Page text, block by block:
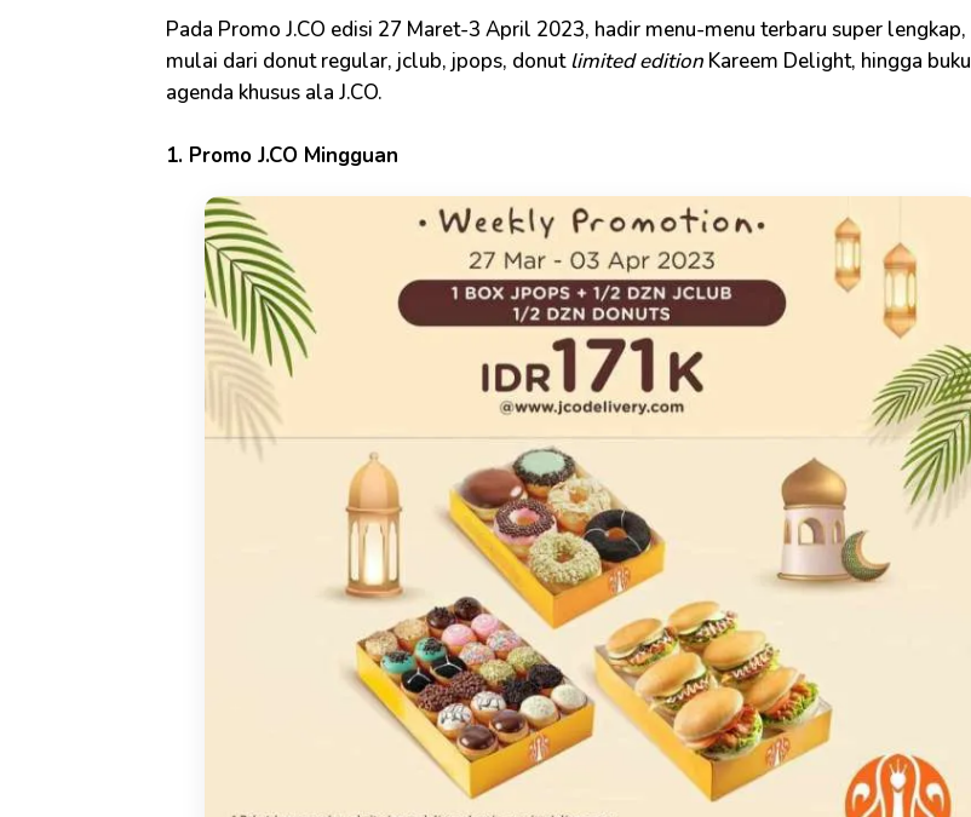
Pada Promo J.CO edisi 27 Maret-3 April 2023, hadir menu-menu terbaru super lengkap,
mulai dari donut regular, jclub, jpops, donutlimited edition Kareem Delight, hingga buku
agenda khusus ala J.CO.
1. Promo J.CO Mingguan